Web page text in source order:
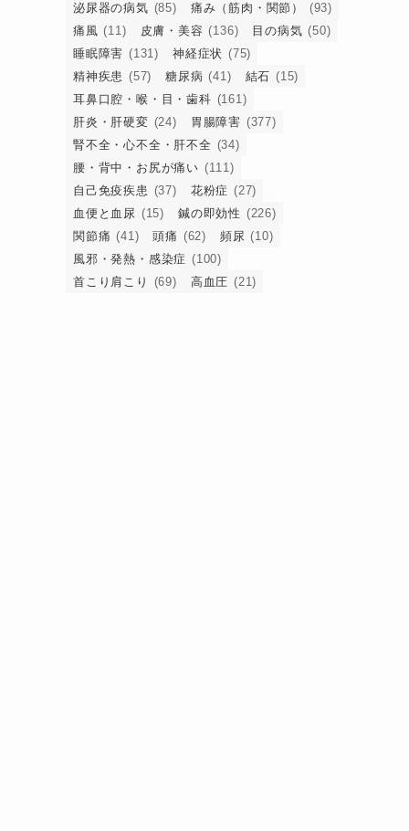
泌尿器の病気 (85) 痛み（筋肉・関節）
(93)
痛風 (11) 皮膚・美容 (136) 目の病気 (50)
睡眠障害 (131) 神経症状 (75)
精神疾患 (57) 糖尿病 (41) 結石 (15)
耳鼻口腔・喉・目・歯科 (161)
肝炎・肝硬変 (24) 胃腸障害 (377)
腎不全・心不全・肝不全 (34)
腰・背中・お尻が痛い (111)
自己免疫疾患 (37) 花粉症 (27)
血便と血尿 (15) 鍼の即効性 (226)
関節痛 (41) 頭痛 (62) 頻尿 (10)
風邪・発熱・感染症 (100)
首こり肩こり
(69) 高血圧 (21)